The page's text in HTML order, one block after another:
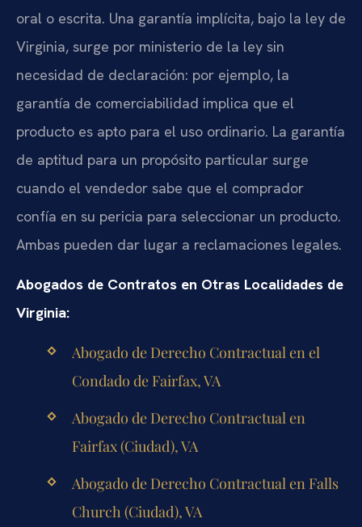
oral o escrita. Una garantía implícita, bajo la ley de
Virginia, surge por ministerio de la ley sin
necesidad de declaración: por ejemplo, la
garantía de comerciabilidad implica que el
producto es apto para el uso ordinario. La garantía
de aptitud para un propósito particular surge
cuando el vendedor sabe que el comprador
confía en su pericia para seleccionar un producto.
Ambas pueden dar lugar a reclamaciones legales.
Abogados de Contratos en Otras Localidades de
Virginia:
Abogado de Derecho Contractual en el
Condado de Fairfax, VA
Abogado de Derecho Contractual en
Fairfax (Ciudad), VA
Abogado de Derecho Contractual en Falls
Church (Ciudad), VA